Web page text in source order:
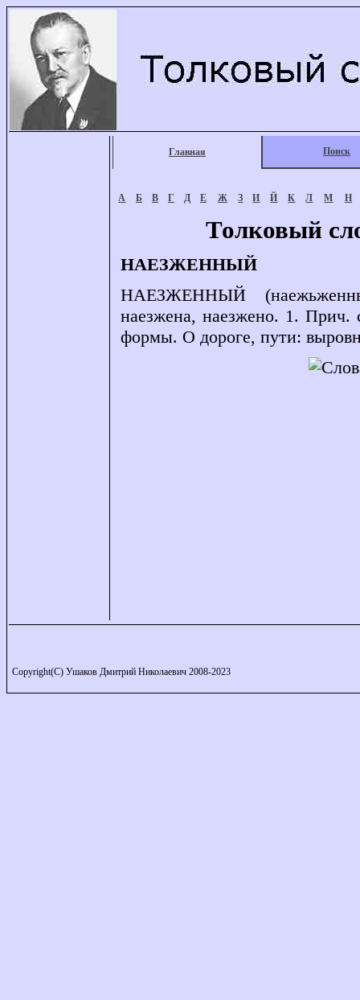
Главная Поиск
А Б В Г Д Е Ж З И Й К Л М Н
Толковый
НАЕЗЖЕННЫЙ
НАЕЗЖЕННЫЙ
наезжена, наезжено. 1. Прич.
формы. О дороге, пути:
Copyright(C) Ушаков Дмитрий Николаевич 2008-2023